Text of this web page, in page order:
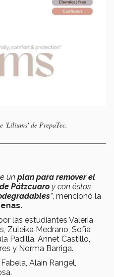
'Liliums' de PrepaTec.
un plan para remover el
Pátzcuaro y con éstos
”, mencionó la
las estudiantes Valeria
Zuleika Medrano, Sofía
Padilla, Annet Castillo,
y Norma Barriga.
Alain Rangel,